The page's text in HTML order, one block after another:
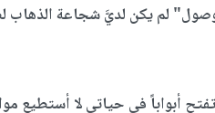
لم يكن لديَّ شجاعة الذهاب
أبواباً في حياتي لا أستطيع